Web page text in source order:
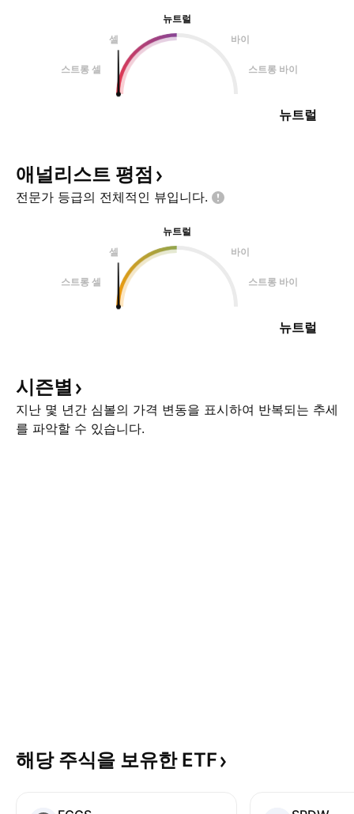
뉴트럴
셀
바이
스트롱 셀 스트롱 바이
뉴트럴
애널리스트 평점
전문가 등급의 전체적인 뷰입니다.
뉴트럴
셀
바이
스트롱 셀 스트롱 바이
뉴트럴
시즌별
지난 몇 년간 심볼의 가격 변동을 표시하여 반복되는 추세
를 파악할 수 있습니다.
해당 주식을 보유한 ETF